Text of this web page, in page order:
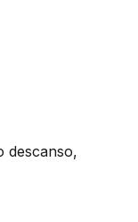
descanso,